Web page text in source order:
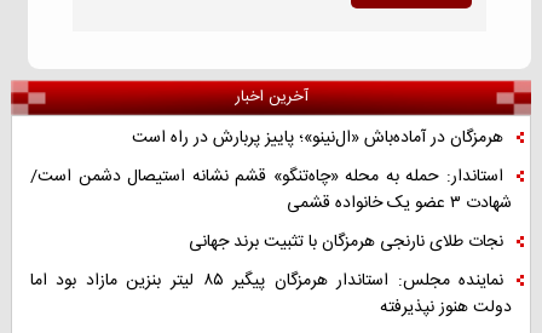
آخرین اخبار
هرمزگان در آماده‌باش «ال‌نینو»؛ پاییز پربارش در راه است
استاندار: حمله به محله «چاه‌تنگو» قشم نشانه استیصال دشمن است/
شهادت ۳ عضو یک خانواده قشمی
نجات طلای نارنجی هرمزگان با تثبیت برند جهانی
نماینده مجلس: استاندار هرمزگان پیگیر ۸۵ لیتر بنزین مازاد بود اما
دولت هنوز نپذیرفته